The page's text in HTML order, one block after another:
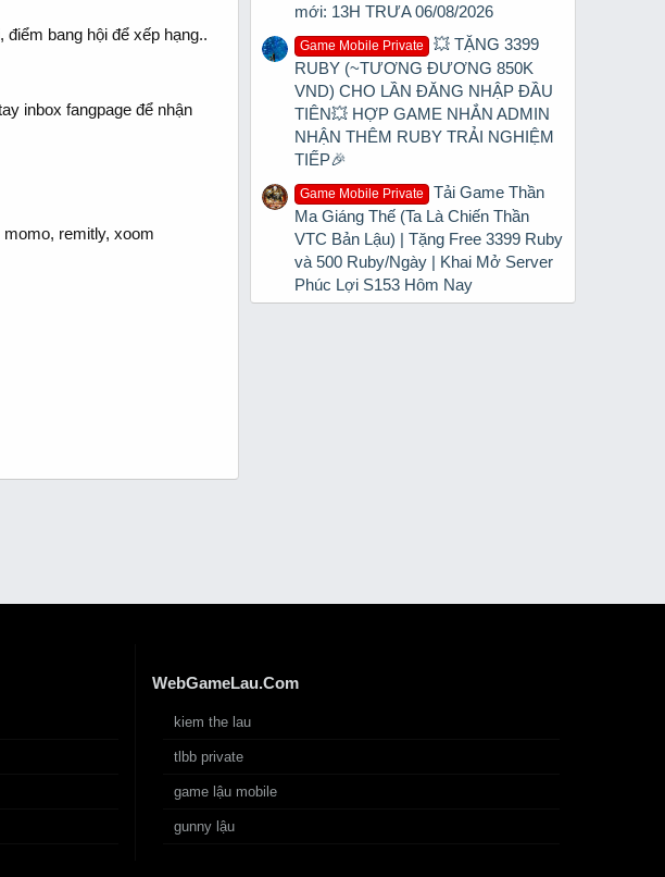
bang hội để xếp hạng..
inbox fangpage để nhận
remitly, xoom
mới: 13H TRƯA 06/08/2026
Game Mobile Private
💥 TẶNG 3399
RUBY (~TƯƠNG ĐƯƠNG 850K
VND) CHO LẦN ĐĂNG NHẬP ĐẦU
TIÊN💥 HỢP GAME NHẮN ADMIN
NHẬN THÊM RUBY TRẢI NGHIỆM
TIẾP🎉
Game Mobile Private
Tải Game Thần
Ma Giáng Thế (Ta Là Chiến Thần
VTC Bản Lậu) | Tặng Free 3399 Ruby
và 500 Ruby/Ngày | Khai Mở Server
Phúc Lợi S153 Hôm Nay
WebGameLau.Com
kiem the lau
tlbb private
game lậu mobile
gunny lậu